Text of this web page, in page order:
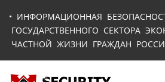
• ИНФОРМАЦИОННАЯ
ГОСУДАРСТВЕННОГО СЕКТОРА
ЧАСТНОЙ ЖИЗНИ ГРАЖДАН